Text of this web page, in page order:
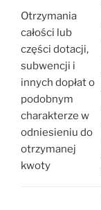
Otrzymania
całości lub
części dotacji,
subwencji i
innych dopłat o
podobnym
charakterze w
odniesieniu do
otrzymanej
kwoty